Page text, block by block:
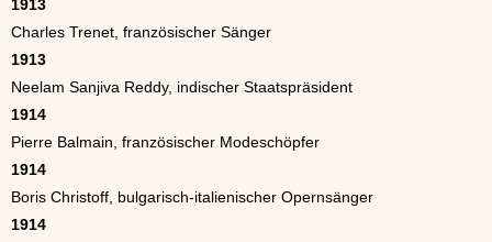
1913
Charles Trenet, französischer Sänger
1913
Neelam Sanjiva Reddy, indischer Staatspräsident
1914
Pierre Balmain, französischer Modeschöpfer
1914
Boris Christoff, bulgarisch-italienischer Opernsänger
1914